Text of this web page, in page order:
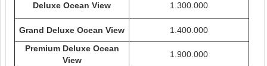
Deluxe Ocean View 1.300.000
Grand Deluxe Ocean View
1.400.000
Premium Deluxe Ocean
View
1.900.000